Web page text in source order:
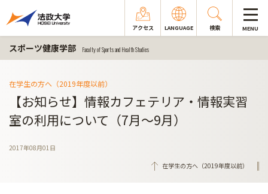
アクセス LANGUAGE 検索 MENU
スポーツ健康学部 Faculty of Sports and Health Studies
在学生の方へ（2019年度以前）
【お知らせ】情報カフェテリア・情報実習
室の利用について（7月～9月）
2017年08月01日
在学生の方へ（2019年度以前）